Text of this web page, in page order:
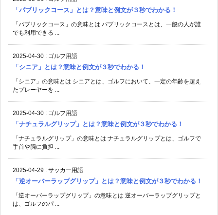
「パブリックコース」とは？意味と例文が３秒でわかる！
「パブリックコース」の意味とは パブリックコースとは、一般の人が誰
でも利用できる ...
2025-04-30 : ゴルフ用語
「シニア」とは？意味と例文が３秒でわかる！
「シニア」の意味とは シニアとは、ゴルフにおいて、一定の年齢を超え
たプレーヤーを ...
2025-04-30 : ゴルフ用語
「ナチュラルグリップ」とは？意味と例文が３秒でわかる！
「ナチュラルグリップ」の意味とは ナチュラルグリップとは、ゴルフで
手首や腕に負担 ...
2025-04-29 : サッカー用語
「逆オーバーラップグリップ」とは？意味と例文が３秒でわかる！
「逆オーバーラップグリップ」の意味とは 逆オーバーラップグリップと
は、ゴルフのパ ...